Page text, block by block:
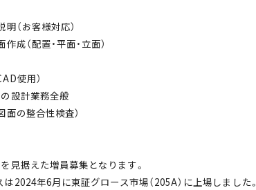
明（お客様対応）
成（配置・平面・立面）
使用）
設計業務全般
面の整合性検査）
見据えた増員募集となります。
2024年6月に東証グロース市場（205A）に上場しました。